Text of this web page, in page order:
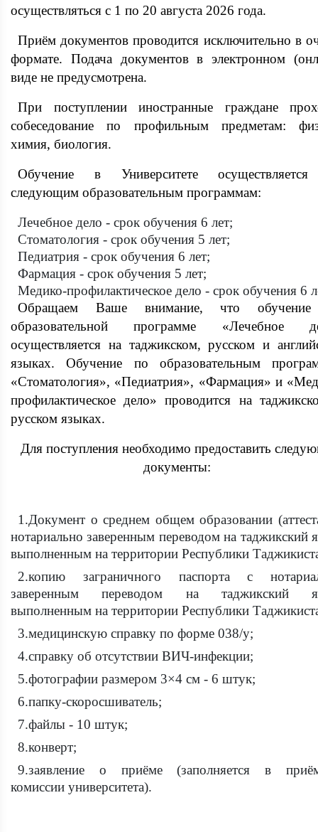
осуществляться с 1 по 20 августа 2026 года.
Приём документов проводится исключительно в
формате. Подача документов в электронном
виде не предусмотрена.
При поступлении иностранные граждане
собеседование по профильным предметам:
химия, биология.
Обучение в Университете
следующим образовательным программам:
Лечебное дело - срок обучения 6 лет;
Стоматология - срок обучения 5 лет;
Педиатрия - срок обучения 6 лет;
Фармация - срок обучения 5 лет;
Медико-профилактическое дело - срок обучения 6
Обращаем Ваше внимание, что
образовательной программе «Лечебное
осуществляется на таджикском, русском и
языках. Обучение по образовательным
«Стоматология», «Педиатрия», «Фармация» и
профилактическое дело» проводится на
русском языках.
Для поступления необходимо предоставить
документы:
1.Документ о среднем общем образовании
нотариально заверенным переводом на таджикский
выполненным на территории Республики
2.копию заграничного паспорта с
заверенным переводом на таджикский
выполненным на территории Республики
3.медицинскую справку по форме 038/у;
4.справку об отсутствии ВИЧ-инфекции;
5.фотографии размером 3×4 см - 6 штук;
6.папку-скоросшиватель;
7.файлы - 10 штук;
8.конверт;
9.заявление о приёме (заполняется в
комиссии университета).